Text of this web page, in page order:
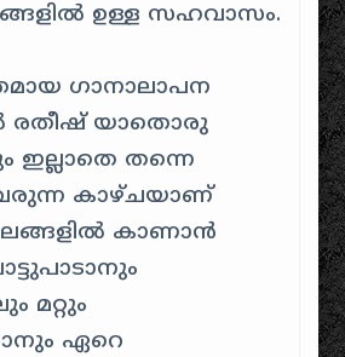
ഉള്ള സഹവാസം.
ഗാനാലാപന
രതീഷ് യാതൊരു
ഇല്ലാതെ തന്നെ
കാഴ്ചയാണ്
കാണാൻ
മറ്റും
ഏറെ